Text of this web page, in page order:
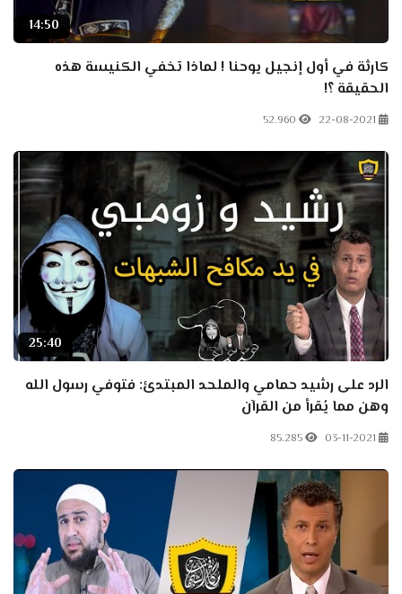
14:50
كارثة في أول إنجيل يوحنا ! لماذا تخفي الكنيسة هذه
الحقيقة ؟!
22-08-2021
52.960
25:40
الرد على رشيد حمامي والملحد المبتدئ: فتوفي رسول الله
وهن مما يُقرأ من القرآن
03-11-2021
85.285